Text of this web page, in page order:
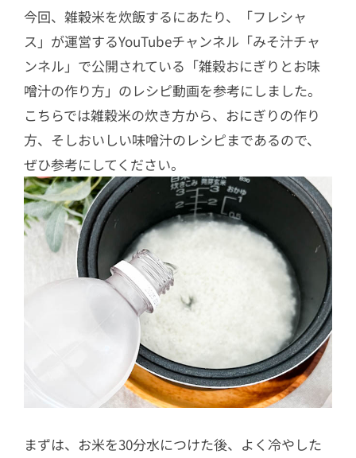
今回、雑穀米を炊飯するにあたり、「フレシャ
ス」が運営するYouTubeチャンネル「みそ汁チャ
ンネル」で公開されている「雑穀おにぎりとお味
噌汁の作り方」のレシピ動画を参考にしました。
こちらでは雑穀米の炊き方から、おにぎりの作り
方、そしおいしい味噌汁のレシピまであるので、
ぜひ参考にしてください。
まずは、お米を30分水につけた後、よく冷やした